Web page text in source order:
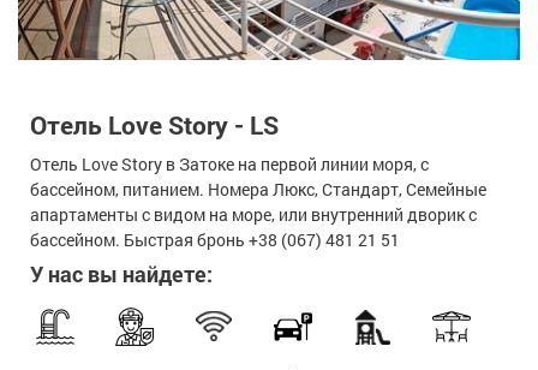
Отель Love Story - LS
Отель Love Story в Затоке на первой линии моря, с
бассейном, питанием. Номера Люкс, Стандарт, Семейные
апартаменты с видом на море, или внутренний дворик с
бассейном. Быстрая бронь +38 (067) 481 21 51
У нас вы найдете: